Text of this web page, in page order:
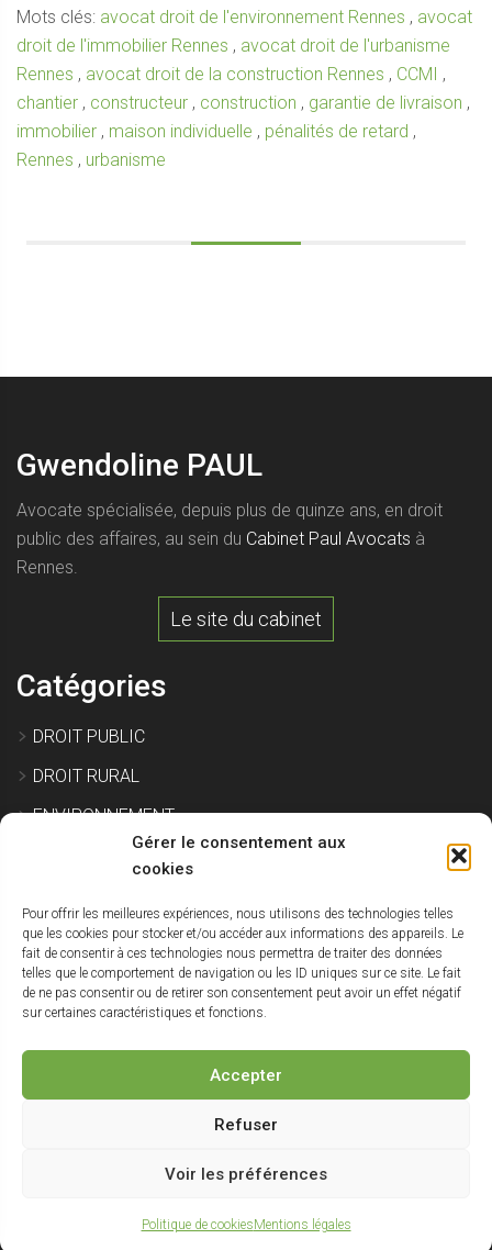
Gérer le consentement aux
cookies
Pour offrir les meilleures expériences, nous utilisons des technologies telles
que les cookies pour stocker et/ou accéder aux informations des appareils. Le
fait de consentir à ces technologies nous permettra de traiter des données
telles que le comportement de navigation ou les ID uniques sur ce site. Le fait
de ne pas consentir ou de retirer son consentement peut avoir un effet négatif
sur certaines caractéristiques et fonctions.
Accepter
Refuser
Voir les préférences
Politique de cookiesMentions légales
Mots clés: avocat droit de l'environnement Rennes , avocat
droit de l'immobilier Rennes , avocat droit de l'urbanisme
Rennes , avocat droit de la construction Rennes , CCMI ,
chantier , constructeur , construction , garantie de livraison ,
immobilier , maison individuelle , pénalités de retard ,
Rennes , urbanisme
Gwendoline PAUL
Avocate spécialisée, depuis plus de quinze ans, en droit
public des affaires, au sein du Cabinet Paul Avocats à
Rennes.
Le site du cabinet
Catégories
DROIT PUBLIC
DROIT RURAL
ENVIRONNEMENT
EXPROPRIATION
IMMOBILIER ET CONSTRUCTION
SITE POLLUÉ
URBANISME
de
page
Cabinet Paul Avocats | Réalisé par